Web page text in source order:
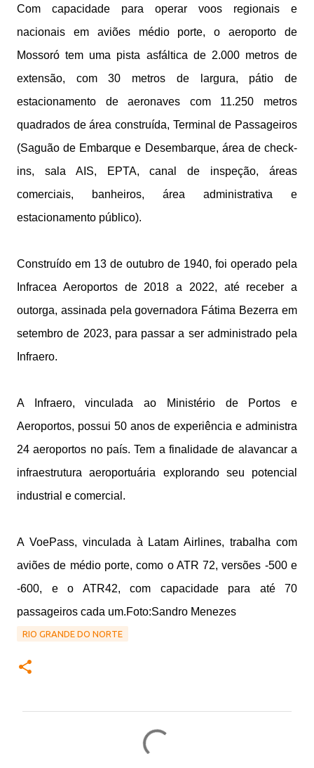
Com capacidade para operar voos regionais e
nacionais em aviões médio porte, o aeroporto de
Mossoró tem uma pista asfáltica de 2.000 metros de
extensão, com 30 metros de largura, pátio de
estacionamento de aeronaves com 11.250 metros
quadrados de área construída, Terminal de Passageiros
(Saguão de Embarque e Desembarque, área de check-
ins, sala AIS, EPTA, canal de inspeção, áreas
comerciais, banheiros, área administrativa e
estacionamento público).
Construído em 13 de outubro de 1940, foi operado pela
Infracea Aeroportos de 2018 a 2022, até receber a
outorga, assinada pela governadora Fátima Bezerra em
setembro de 2023, para passar a ser administrado pela
Infraero.
A Infraero, vinculada ao Ministério de Portos e
Aeroportos, possui 50 anos de experiência e administra
24 aeroportos no país. Tem a finalidade de alavancar a
infraestrutura aeroportuária explorando seu potencial
industrial e comercial.
A VoePass, vinculada à Latam Airlines, trabalha com
aviões de médio porte, como o ATR 72, versões -500 e
-600, e o ATR42, com capacidade para até 70
passageiros cada um.Foto:Sandro Menezes
RIO GRANDE DO NORTE